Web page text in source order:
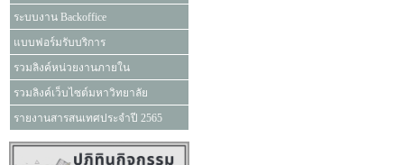
ระบบงาน Backoffice
แบบฟอร์มรับบริการ
รวมลิงค์หน่วยงานภายใน
รวมลิงค์เว็บไซต์มหาวิทยาลัย
รายงานสารสนเทศประจำปี 2565